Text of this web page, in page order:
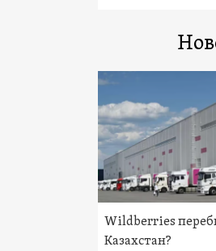
Wildberries
Казахстан?